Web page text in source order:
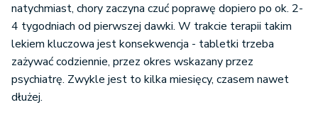
natychmiast, chory zaczyna czuć poprawę dopiero po ok. 2-
4 tygodniach od pierwszej dawki. W trakcie terapii takim
lekiem kluczowa jest konsekwencja - tabletki trzeba
zażywać codziennie, przez okres wskazany przez
psychiatrę. Zwykle jest to kilka miesięcy, czasem nawet
dłużej.